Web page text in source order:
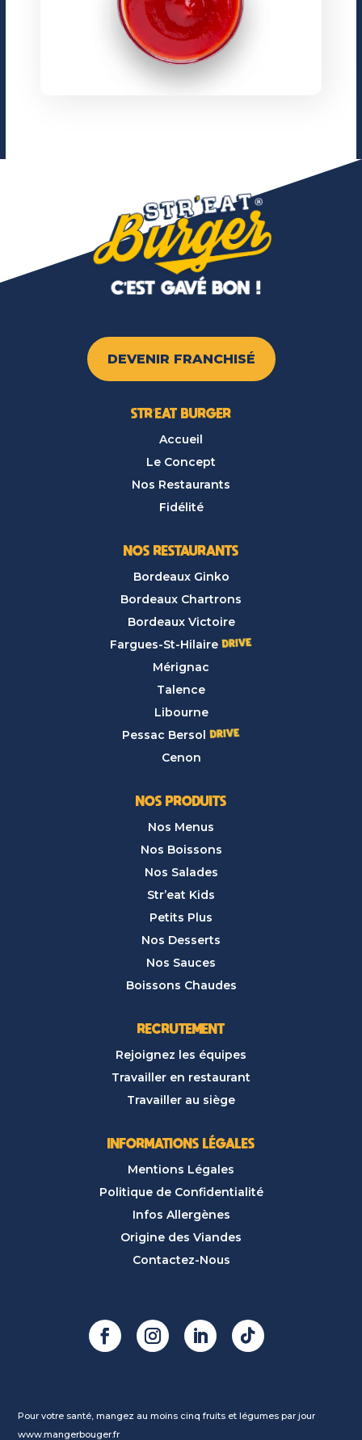
DEVENIR FRANCHISÉ
STR’EAT BURGER
Accueil
Le Concept
Nos Restaurants
Fidélité
NOS RESTAURANTS
Bordeaux Ginko
Bordeaux Chartrons
Bordeaux Victoire
Fargues-St-Hilaire
Mérignac
Talence
Libourne
Pessac Bersol
Cenon
NOS PRODUITS
Nos Menus
Nos Boissons
Nos Salades
Str’eat Kids
Petits Plus
Nos Desserts
Nos Sauces
Boissons Chaudes
RECRUTEMENT
Rejoignez les équipes
Travailler en restaurant
Travailler au siège
INFORMATIONS LÉGALES
Mentions Légales
Politique de Confidentialité
Infos Allergènes
Origine des Viandes
Contactez-Nous
Pour votre santé, mangez au moins cinq fruits et légumes par jour
www.mangerbouger.fr